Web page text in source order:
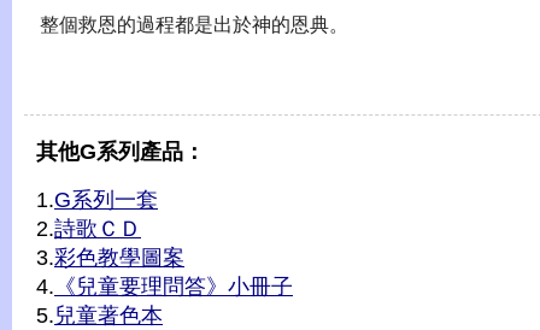
整個救恩的過程都是出於神的恩典。
其他G系列產品：
1.G系列一套
2.詩歌ＣＤ
3.彩色教學圖案
4. 《兒童要理問答》小冊子
5.兒童著色本